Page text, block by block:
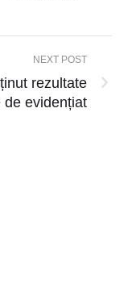
NEXT POST
rezultate
de evidențiat